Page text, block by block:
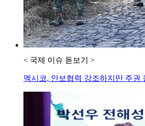
< 국제 이슈 돋보기 >
멕시코, 안보협력 강조하지만 주권